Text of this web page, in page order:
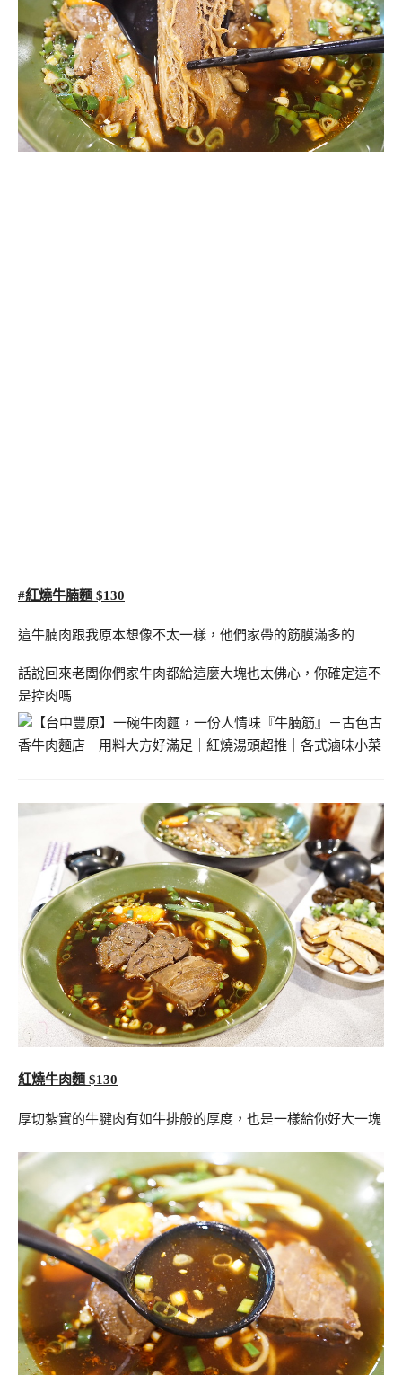
#紅燒牛腩麵 $130
這牛腩肉跟我原本想像不太一樣，他們家帶的筋膜滿多的
話說回來老闆你們家牛肉都給這麼大塊也太佛心，你確定這不
是控肉嗎
紅燒牛肉麵 $130
厚切紮實的牛腱肉有如牛排般的厚度，也是一樣給你好大一塊